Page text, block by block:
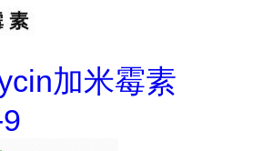
加米霉素